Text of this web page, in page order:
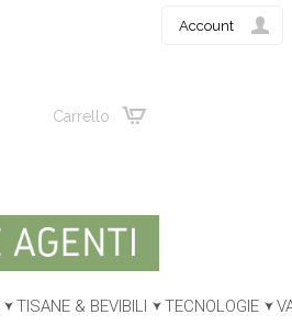
Carrello
Account
TISANE & BEVIBILI TECNOLOGIE